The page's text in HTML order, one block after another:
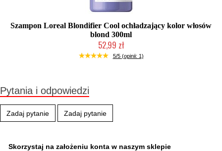
Szampon Loreal Blondifier Cool ochładzający kolor włosów
blond 300ml
52,99 zł
Produkt wycofany
5/5 (opinii: 1)
Pytania i odpowiedzi
Zadaj pytanie Zadaj pytanie
Skorzystaj na założeniu konta w naszym sklepie